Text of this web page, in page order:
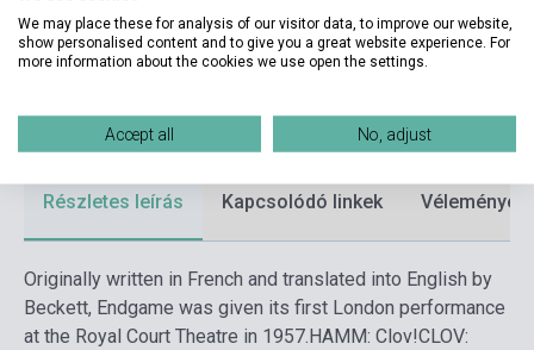
Kiadási év 2009
Nyelv Angol
Részletes leírás Kapcsolódó linkek Vélemények
Originally written in French and translated into English by
Beckett, Endgame was given its first London performance
at the Royal Court Theatre in 1957.HAMM: Clov!CLOV:
We may place these for analysis of our visitor data, to improve our website,
show personalised content and to give you a great website experience. For
more information about the cookies we use open the settings.
Accept all No, adjust